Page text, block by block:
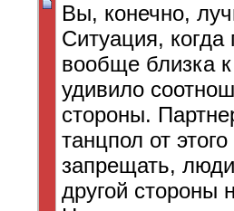
Вы, конечно,
Ситуация,
вообще близка
удивило
стороны.
танцпол от
запрещать,
другой стороны